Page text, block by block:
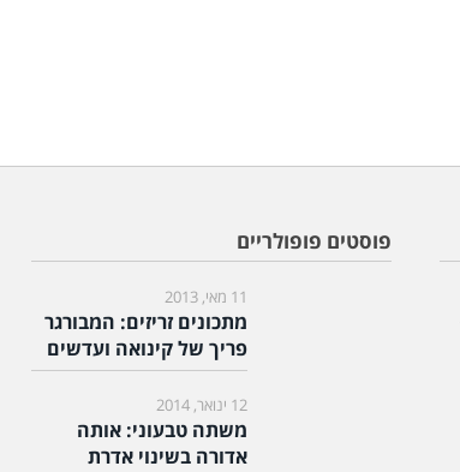
פוסטים פופולריים
11 מאי, 2013
מתכונים זריזים: המבורגר
פריך של קינואה ועדשים
12 ינואר, 2014
משתה טבעוני: אותה
אדורה בשינוי אדרת